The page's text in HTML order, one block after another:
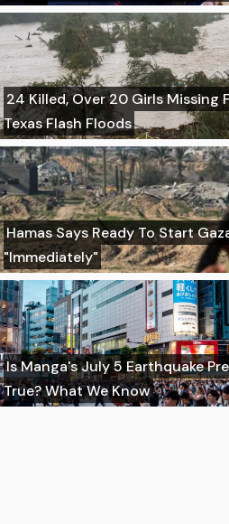
24 Killed, Over 20 Girls Missing
Texas Flash Floods
Hamas Says Ready To Start
"Immediately"
Is Manga's July 5 Earthquake
True? What We Know